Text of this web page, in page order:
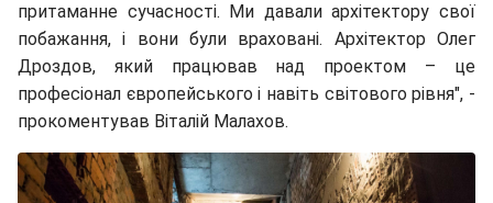
притаманне сучасності. Ми давали архітектору свої
побажання, і вони були враховані. Архітектор Олег
Дроздов, який працював над проектом – це
професіонал європейського і навіть світового рівня", -
прокоментував Віталій Малахов.